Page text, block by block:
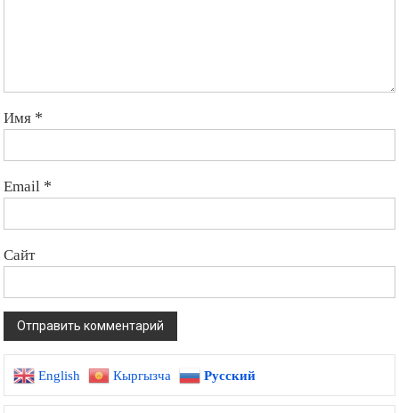
Имя *
Email *
Сайт
English Кыргызча Русский